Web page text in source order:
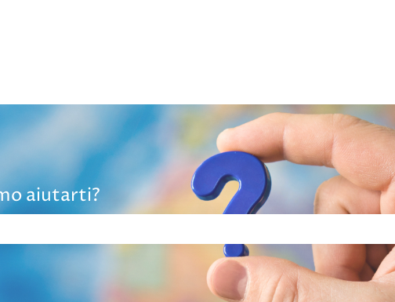
aiutarti?
perché il campo di ricerca è vuoto.